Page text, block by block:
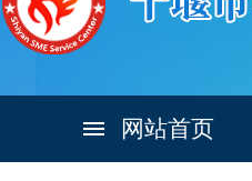
网站首页